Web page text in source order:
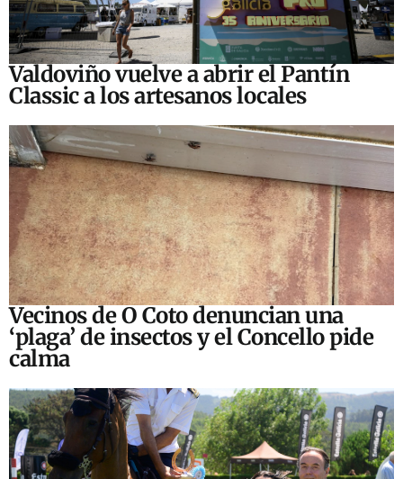
Valdoviño vuelve a abrir el Pantín
Classic a los artesanos locales
Vecinos de O Coto denuncian una
‘plaga’ de insectos y el Concello pide
calma